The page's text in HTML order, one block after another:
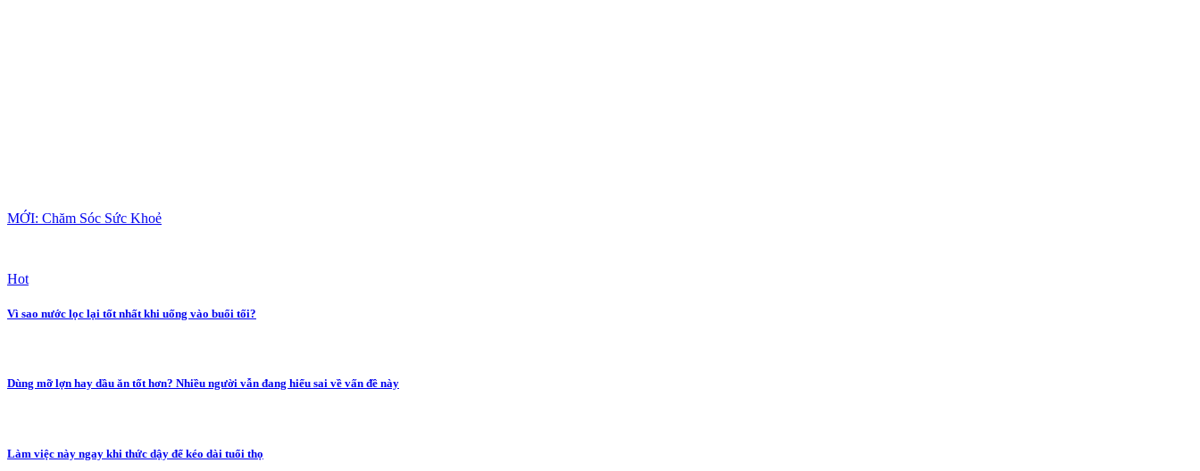
MỚI: Chăm Sóc Sức Khoẻ
Hot
Vì sao nước lọc lại tốt nhất khi uống vào buổi tối?
Dùng mỡ lợn hay dầu ăn tốt hơn? Nhiều người vẫn đang hiểu sai về vấn đề này
Làm việc này ngay khi thức dậy để kéo dài tuổi thọ